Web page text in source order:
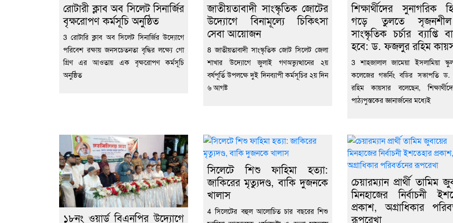
রোটারী ক্লাব অব সিলেট সিনার্জির
বৃক্ষরোপণ কর্মসূচি অনুষ্ঠিত
3 রোটারি ক্লাব অব সিলেট সিনার্জির উদ্যোগে
পরিবেশ রক্ষায় জনসচেতনতা বৃদ্ধির লক্ষ্যে গো
গ্রিণ এর আওতায় এক বৃক্ষরোপণ কর্মসূচি
অনুষ্ঠিত
জাতীয়তাবাদী সাংস্কৃতিক জোটের
উদ্যোগে বিনামূল্যে চিকিৎসা
সেবা আয়োজন
8 জাতীয়তাবাদী সাংস্কৃতিক জোট সিলেট জেলা
শাখার উদ্যোগে জুলাই গণঅভ্যুত্থানের ২য়
বর্ষপূর্তি উপলক্ষে দুই দিনব্যাপী কর্মসূচির ২য় দিন
৬ আগষ্ট
শিক্ষার্থীদের সুনাগরিক
গড়ে তুলতে
সাংস্কৃতিক চর্চার ব্যাপ্তি
হবে: ড. ফজলুর রহিম
3 শাহজালাল জামেয়া ইসলামিয়া
কলেজের গভর্নিং বডির সভাপতি
রহিম কায়সার বলেছেন,
পাঠ্যপুস্তকের জ্ঞানার্জনের মধ্যেই
১৮নং ওয়ার্ড বিএনপির উদ্যোগে
সিলেটে শিশু ফাহিমা হত্যা:
জাকিরের মৃত্যুদণ্ড, বাকি দুজনকে
খালাস
4 সিলেটের বহুল আলোচিত চার বছরের শিশু
চেয়ারম্যান প্রার্থী তামিম
মিনহাজের নির্বাচনী
প্রকাশ, অগ্রাধিকার
রূপরেখা